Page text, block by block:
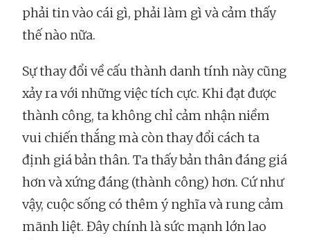
phải tin vào cái gì, phải làm gì và cảm thấy
thế nào nữa.
Sự thay đổi về cấu thành danh tính này cũng
xảy ra với những việc tích cực. Khi đạt được
thành công, ta không chỉ cảm nhận niềm
vui chiến thắng mà còn thay đổi cách ta
định giá bản thân. Ta thấy bản thân đáng giá
hơn và xứng đáng (thành công) hơn. Cứ như
vậy, cuộc sống có thêm ý nghĩa và rung cảm
mãnh liệt. Đây chính là sức mạnh lớn lao